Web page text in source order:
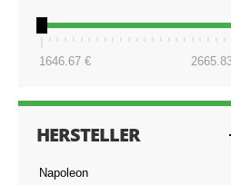
1646.67 €
HERSTELLER
Napoleon